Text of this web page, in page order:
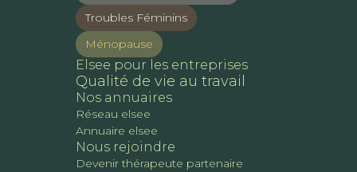
Troubles Féminins
Ménopause
Elsee pour les entreprises
Qualité de vie au travail
Nos annuaires
Réseau elsee
Annuaire elsee
Nous rejoindre
Devenir thérapeute partenaire